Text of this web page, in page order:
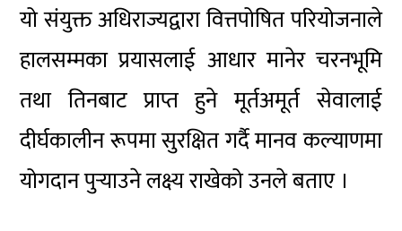
यो संयुक्त अधिराज्यद्वारा वित्तपोषित परियोजनाले
हालसम्मका प्रयासलाई आधार मानेर चरनभूमि
तथा तिनबाट प्राप्त हुने मूर्तअमूर्त सेवालाई
दीर्घकालीन रूपमा सुरक्षित गर्दै मानव कल्याणमा
योगदान पुर्‍याउने लक्ष्य राखेको उनले बताए ।